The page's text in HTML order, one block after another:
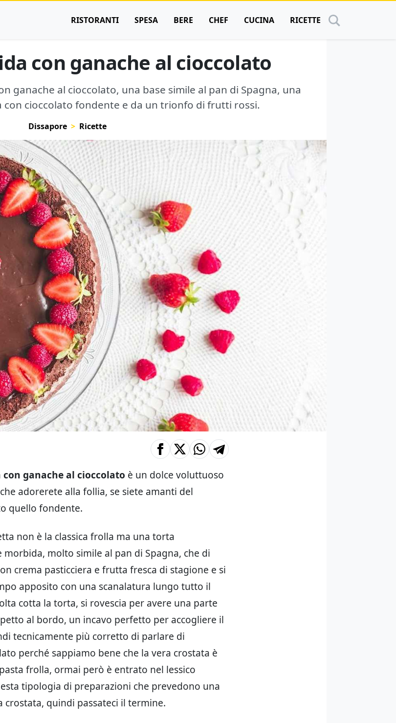
RISTORANTI SPESA BERE CHEF CUCINA RICETTE
con ganache al cioccolato
ganache al cioccolato, una base simile al pan di Spagna, una
cioccolato fondente e da un trionfo di frutti rossi.
Dissapore Ricette
ganache al cioccolato è un dolce voluttuoso
adorerete alla follia, se siete amanti del
quello fondente.
non è la classica frolla ma una torta
morbida, molto simile al pan di Spagna, che di
crema pasticciera e frutta fresca di stagione e si
apposito con una scanalatura lungo tutto il
cotta la torta, si rovescia per avere una parte
al bordo, un incavo perfetto per accogliere il
tecnicamente più corretto di parlare di
perché sappiamo bene che la vera crostata è
frolla, ormai però è entrato nel lessico
tipologia di preparazioni che prevedono una
crostata, quindi passateci il termine.